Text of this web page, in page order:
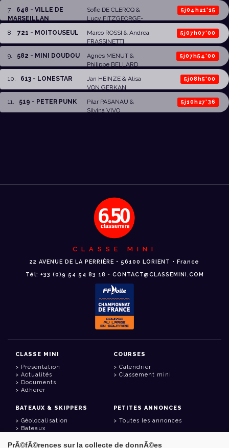
7. 648 - VILLE DE
MARSEILLAN
Sofie DE CLERCQ&
Lucy FITZGEORGE-
5j04h21'15
8 721 - MOITOUSEUL Marco ROSSI & Andrea
FRASSINETTI
5j07h07'00
9 582 - MINI DOUDOU Agnès MENUT&
Philippe BELLARD
5j07h54'00
10 613 - LONESTAR Jan HEINZE& Alisa
VON GERKAN
5j08h5'00
11 519 - PETER PUNK Pilar PASANAU &
Silvina VIVO
5j10h27'36
CLASSE MINI
22 AVENUE DE LA PERRIÈRE • 56100 LORIENT • France
Tél: +33 (0)9 54 54 83 18 • CONTACT@CLASSEMINI.COM
CLASSE MINI
Présentation
Actualités
Documents
Adhérer
COURSES
Calendrier
Classement mini
BATEAUX & SKIPPERS
Géolocalisation
Bateaux
PETITES ANNONCES
Toutes les annonces
PrÃ©fÃ©rences sur la collecte de donnÃ©es